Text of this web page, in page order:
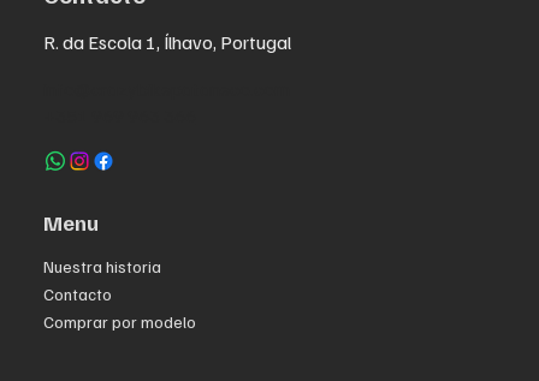
R. da Escola 1, Ílhavo, Portugal
Menu
Nuestra historia
Contacto
Comprar por modelo